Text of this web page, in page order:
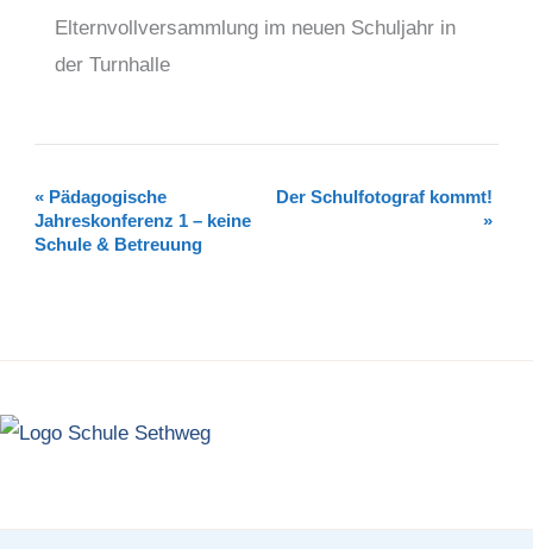
Elternvollversammlung im neuen Schuljahr in
der Turnhalle
Veranstaltung-
Navigation
« Pädagogische
Jahreskonferenz 1 – keine
Schule & Betreuung
Der Schulfotograf kommt!
»